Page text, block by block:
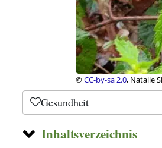
©CC-by 2.5 , Darkone,
Gesundheit
Inhaltsverzeichnis